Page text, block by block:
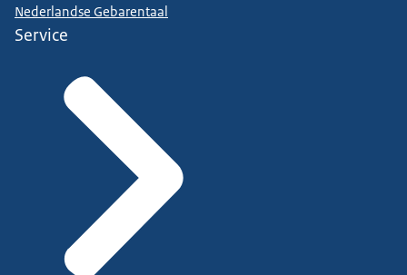
Nederlandse Gebarentaal
Service